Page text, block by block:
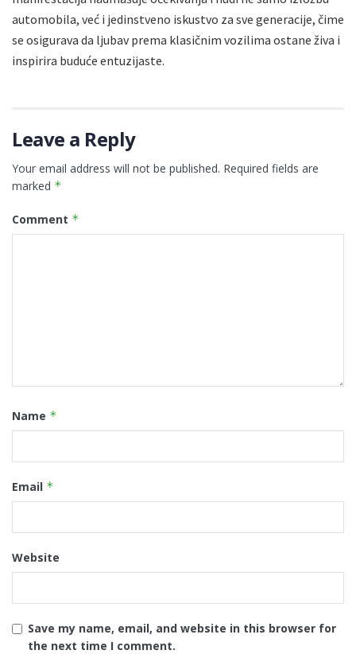
automobila, već i jedinstveno iskustvo za sve generacije, čime
se osigurava da ljubav prema klasičnim vozilima ostane živa i
inspirira buduće entuzijaste.
Leave a Reply
Your email address will not be published. Required fields are
marked *
Comment *
Name *
Email *
Website
Save my name, email, and website in this browser for
the next time I comment.